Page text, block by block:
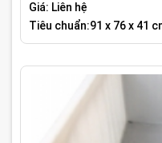
Giá: Liên hệ
Tiêu chuẩn:91 x 76 x 41